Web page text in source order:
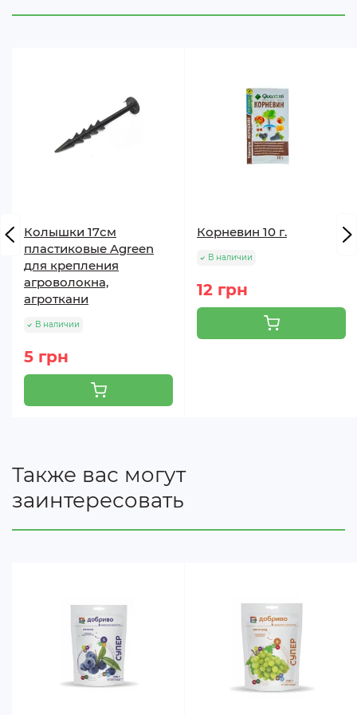
Колышки 17см
пластиковые Agreen
для крепления
агроволокна,
агроткани
В наличии
5 грн
Корневин 10 г.
В наличии
12 грн
Также вас могут
заинтересовать